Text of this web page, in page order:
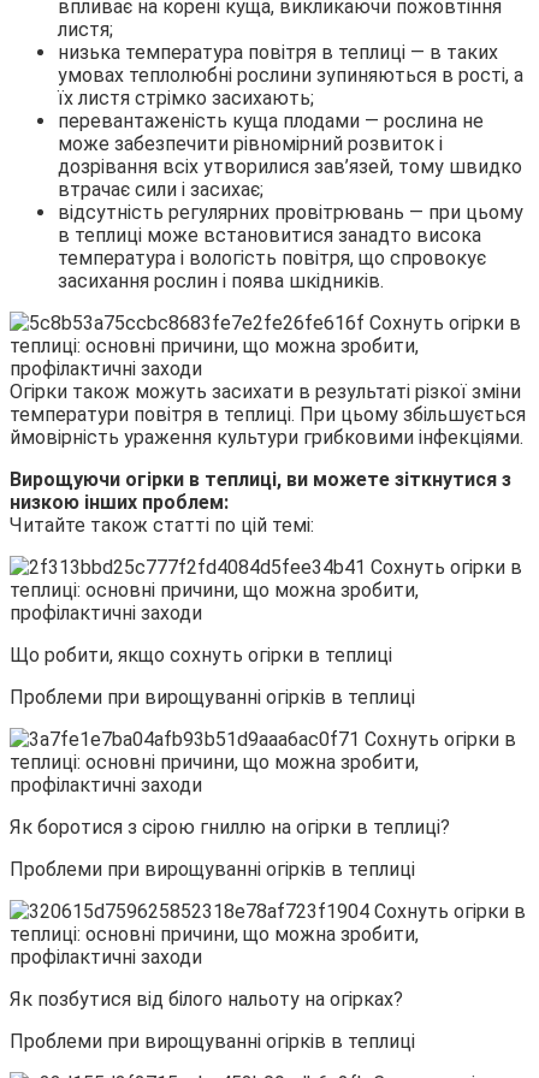
впливає на корені куща, викликаючи пожовтіння
листя;
низька температура повітря в теплиці — в таких
умовах теплолюбні рослини зупиняються в рості, а
їх листя стрімко засихають;
перевантаженість куща плодами — рослина не
може забезпечити рівномірний розвиток і
дозрівання всіх утворилися зав’язей, тому швидко
втрачає сили і засихає;
відсутність регулярних провітрювань — при цьому
в теплиці може встановитися занадто висока
температура і вологість повітря, що спровокує
засихання рослин і поява шкідників.
Огірки також можуть засихати в результаті різкої зміни
температури повітря в теплиці. При цьому збільшується
ймовірність ураження культури грибковими інфекціями.
Вирощуючи огірки в теплиці, ви можете зіткнутися з
низкою інших проблем:
Читайте також статті по цій темі:
Що робити, якщо сохнуть огірки в теплиці
Проблеми при вирощуванні огірків в теплиці
Як боротися з сірою гниллю на огірки в теплиці?
Проблеми при вирощуванні огірків в теплиці
Як позбутися від білого нальоту на огірках?
Проблеми при вирощуванні огірків в теплиці